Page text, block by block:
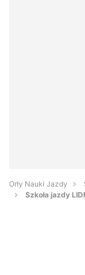
Orły Nauki Jazdy
Szkoła jazdy